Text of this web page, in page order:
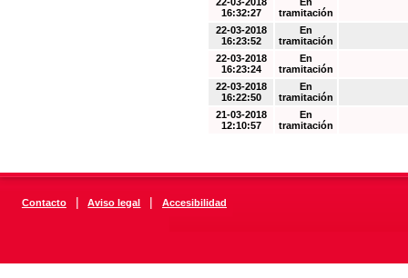
16:32:27
tramitación
22-03-2018
16:23:52
En
tramitación
22-03-2018
16:23:24
En
tramitación
22-03-2018
16:22:50
En
tramitación
21-03-2018
12:10:57
En
tramitación
Contacto | Aviso legal | Accesibilidad